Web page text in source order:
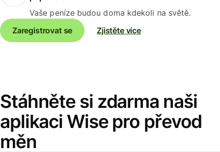
Vaše peníze budou doma kdekoli na světě.
Zaregistrovat se
Zjistěte více
Stáhněte si zdarma naši
aplikaci Wise pro převod
měn